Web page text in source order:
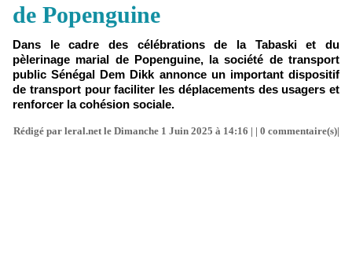
de Popenguine
Dans le cadre des célébrations de la Tabaski et du
pèlerinage marial de Popenguine, la société de transport
public Sénégal Dem Dikk annonce un important dispositif
de transport pour faciliter les déplacements des usagers et
renforcer la cohésion sociale.
Rédigé par leral.net le Dimanche 1 Juin 2025 à 14:16 | | 0 commentaire(s)|